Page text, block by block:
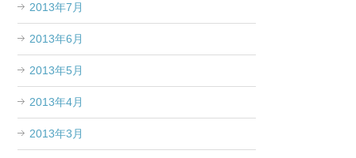
2013年7月
2013年6月
2013年5月
2013年4月
2013年3月